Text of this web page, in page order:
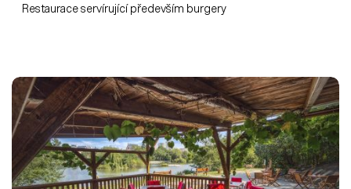
Restaurace servírující především burgery